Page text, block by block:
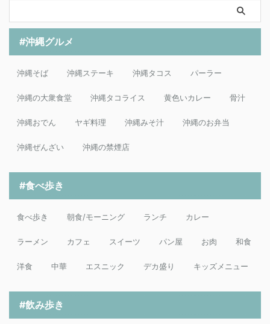
#沖縄グルメ
沖縄そば 沖縄ステーキ 沖縄タコス パーラー
沖縄の大衆食堂 沖縄タコライス 黄色いカレー 骨汁
沖縄おでん ヤギ料理 沖縄みそ汁 沖縄のお弁当
沖縄ぜんざい 沖縄の禁煙店
#食べ歩き
食べ歩き 朝食/モーニング ランチ カレー
ラーメン カフェ スイーツ パン屋 お肉 和食
洋食 中華 エスニック デカ盛り キッズメニュー
#飲み歩き